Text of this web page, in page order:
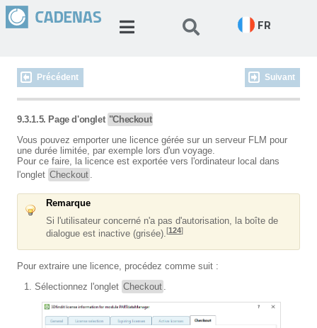
FR
Précédent Suivant
9.3.1.5. Page d'onglet "Checkout
Vous pouvez emporter une licence gérée sur un serveur FLM pour
une durée limitée, par exemple lors d'un voyage.
Pour ce faire, la licence est exportée vers l'ordinateur local dans
l'onglet Checkout .
Remarque
Si l'utilisateur concerné n'a pas d'autorisation, la boîte de
dialogue est inactive (grisée).[124]
Pour extraire une licence, procédez comme suit :
Sélectionnez l'onglet Checkout .